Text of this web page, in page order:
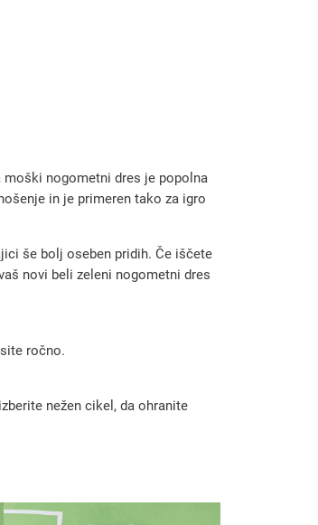
moški nogometni dres je popolna
in je primeren tako za igro
še bolj oseben pridih. Če iščete
novi beli zeleni nogometni dres
ročno.
nežen cikel, da ohranite